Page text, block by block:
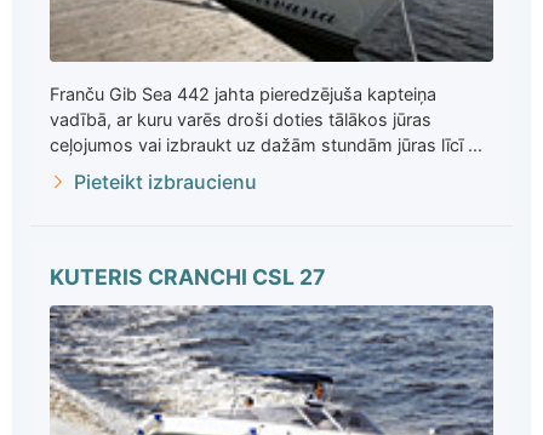
Franču Gib Sea 442 jahta pieredzējuša kapteiņa
vadībā, ar kuru varēs droši doties tālākos jūras
ceļojumos vai izbraukt uz dažām stundām jūras līcī ...
Pieteikt izbraucienu
KUTERIS CRANCHI CSL 27